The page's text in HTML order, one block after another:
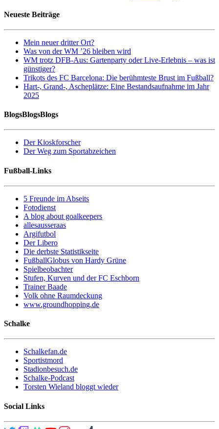
Neueste Beiträge
Mein neuer dritter Ort?
Was von der WM ’26 bleiben wird
WM trotz DFB-Aus: Gartenparty oder Live-Erlebnis – was ist
günstiger?
Trikots des FC Barcelona: Die berühmteste Brust im Fußball?
Hart-, Grand-, Ascheplätze: Eine Bestandsaufnahme im Jahr
2025
BlogsBlogsBlogs
Der Kioskforscher
Der Weg zum Sportabzeichen
Fußball-Links
5 Freunde im Abseits
Fotodienst
A blog about goalkeepers
allesausseraas
Argifutbol
Der Libero
Die derbste Statistikseite
FußballGlobus von Hardy Grüne
Spielbeobachter
Stufen, Kurven und der FC Eschborn
Trainer Baade
Volk ohne Raumdeckung
www.groundhopping.de
Schalke
Schalkefan.de
Sportistmord
Stadionbesuch.de
Schalke-Podcast
Torsten Wieland bloggt wieder
Social Links